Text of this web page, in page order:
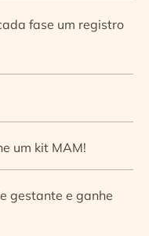
fase um registro
um kit MAM!
gestante e ganhe